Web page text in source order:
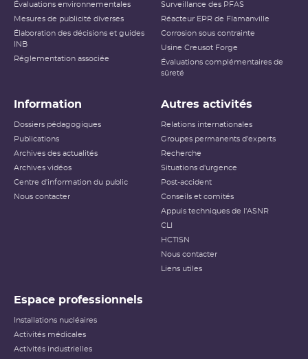
Évaluations environnementales
Mesures de publicité diverses
Élaboration des décisions et guides
INB
Réglementation associée
Surveillance des PFAS
Réacteur EPR de Flamanville
Corrosion sous contrainte
Usine Creusot Forge
Évaluations complémentaires de
sûreté
Information
Dossiers pédagogiques
Publications
Archives des actualités
Archives vidéos
Centre d'information du public
Nous contacter
Autres activités
Relations internationales
Groupes permanents d'experts
Recherche
Situations d'urgence
Post-accident
Conseils et comités
Appuis techniques de l'ASNR
CLI
HCTISN
Nous contacter
Liens utiles
Espace professionnels
Installations nucléaires
Activités médicales
Activités industrielles